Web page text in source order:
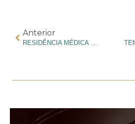
Anterior
RESIDÊNCIA MÉDICA E O CAMINHO PARA SE PREPARAR DESDE OS PRIMEIROS PERÍODOS